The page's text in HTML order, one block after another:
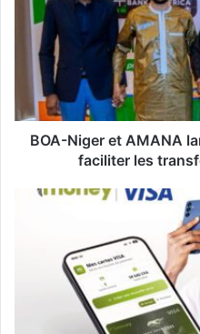
s
BOA-Niger et AMANA
faciliter les